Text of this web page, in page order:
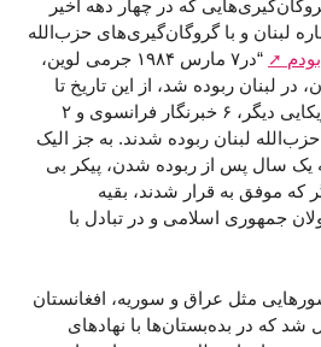
که در چهار دهه اخیر
لبنان و با گروگان‌گیری‌های حزب‌الله
“در۷ مارس ۱۹۸۴ جرمی لوین،
لبنان ربوده شد، از این تاریخ تا
سال ۱۹۸۷، دو خبرنگار آمریکایی دیگر، ۶ خبرنگار فرانسوی و ۲
حزب‌الله لبنان ربوده شدند. به جز الیک
یک سال پس از ربوده شدن، پیکر بی
که موفق به قرار شدند، بقیه
جمهوری اسلامی و در تبادل با
مثل عراق و سوریه، افغانستان
که در بده‌بستان‌ها با نهادهای